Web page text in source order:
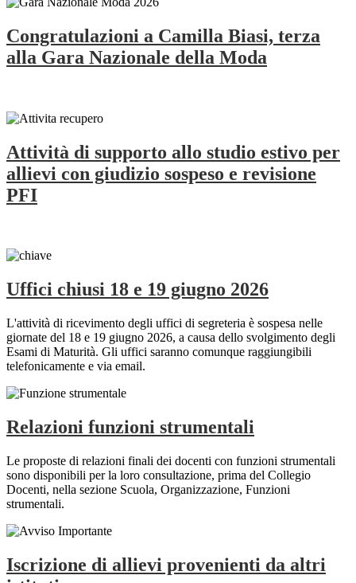
Congratulazioni a Camilla Biasi, terza
alla Gara Nazionale della Moda
Attività di supporto allo studio estivo per
allievi con giudizio sospeso e revisione
PFI
Uffici chiusi 18 e 19 giugno 2026
L'attività di ricevimento degli uffici di segreteria è sospesa nelle
giornate del 18 e 19 giugno 2026, a causa dello svolgimento degli
Esami di Maturità. Gli uffici saranno comunque raggiungibili
telefonicamente e via email.
Relazioni funzioni strumentali
Le proposte di relazioni finali dei docenti con funzioni strumentali
sono disponibili per la loro consultazione, prima del Collegio
Docenti, nella sezione Scuola, Organizzazione, Funzioni
strumentali.
Iscrizione di allievi provenienti da altri